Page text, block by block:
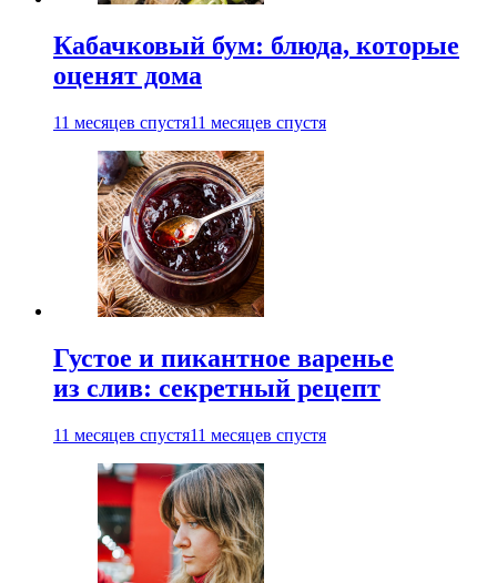
Кабачковый бум: блюда, которые
оценят дома
11 месяцев спустя11 месяцев спустя
Густое и пикантное варенье
из слив: секретный рецепт
11 месяцев спустя11 месяцев спустя